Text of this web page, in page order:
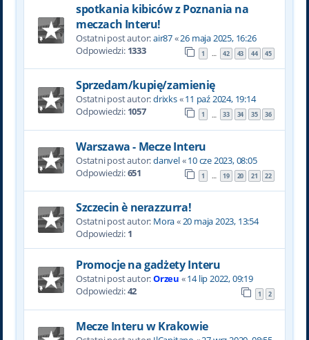
spotkania kibiców z Poznania na
meczach Interu!
Ostatni post autor:air87«26 maja 2025, 16:26
Odpowiedzi: 1333 1 … 42 43 44 45
Sprzedam/kupię/zamienię
Ostatni post autor:drixks«11 paź 2024, 19:14
Odpowiedzi: 1057 1 … 33 34 35 36
Warszawa - Mecze Interu
Ostatni post autor:danvel«10 cze 2023, 08:05
Odpowiedzi:651 1 … 19 20 21 22
Szczecin è nerazzurra!
Ostatni post autor: Mora«20 maja 2023, 13:54
Odpowiedzi: 1
Promocje na gadżety Interu
Ostatni post autor:Orzeu «14 lip 2022, 09:19
Odpowiedzi:42 1 2
Mecze Interu w Krakowie